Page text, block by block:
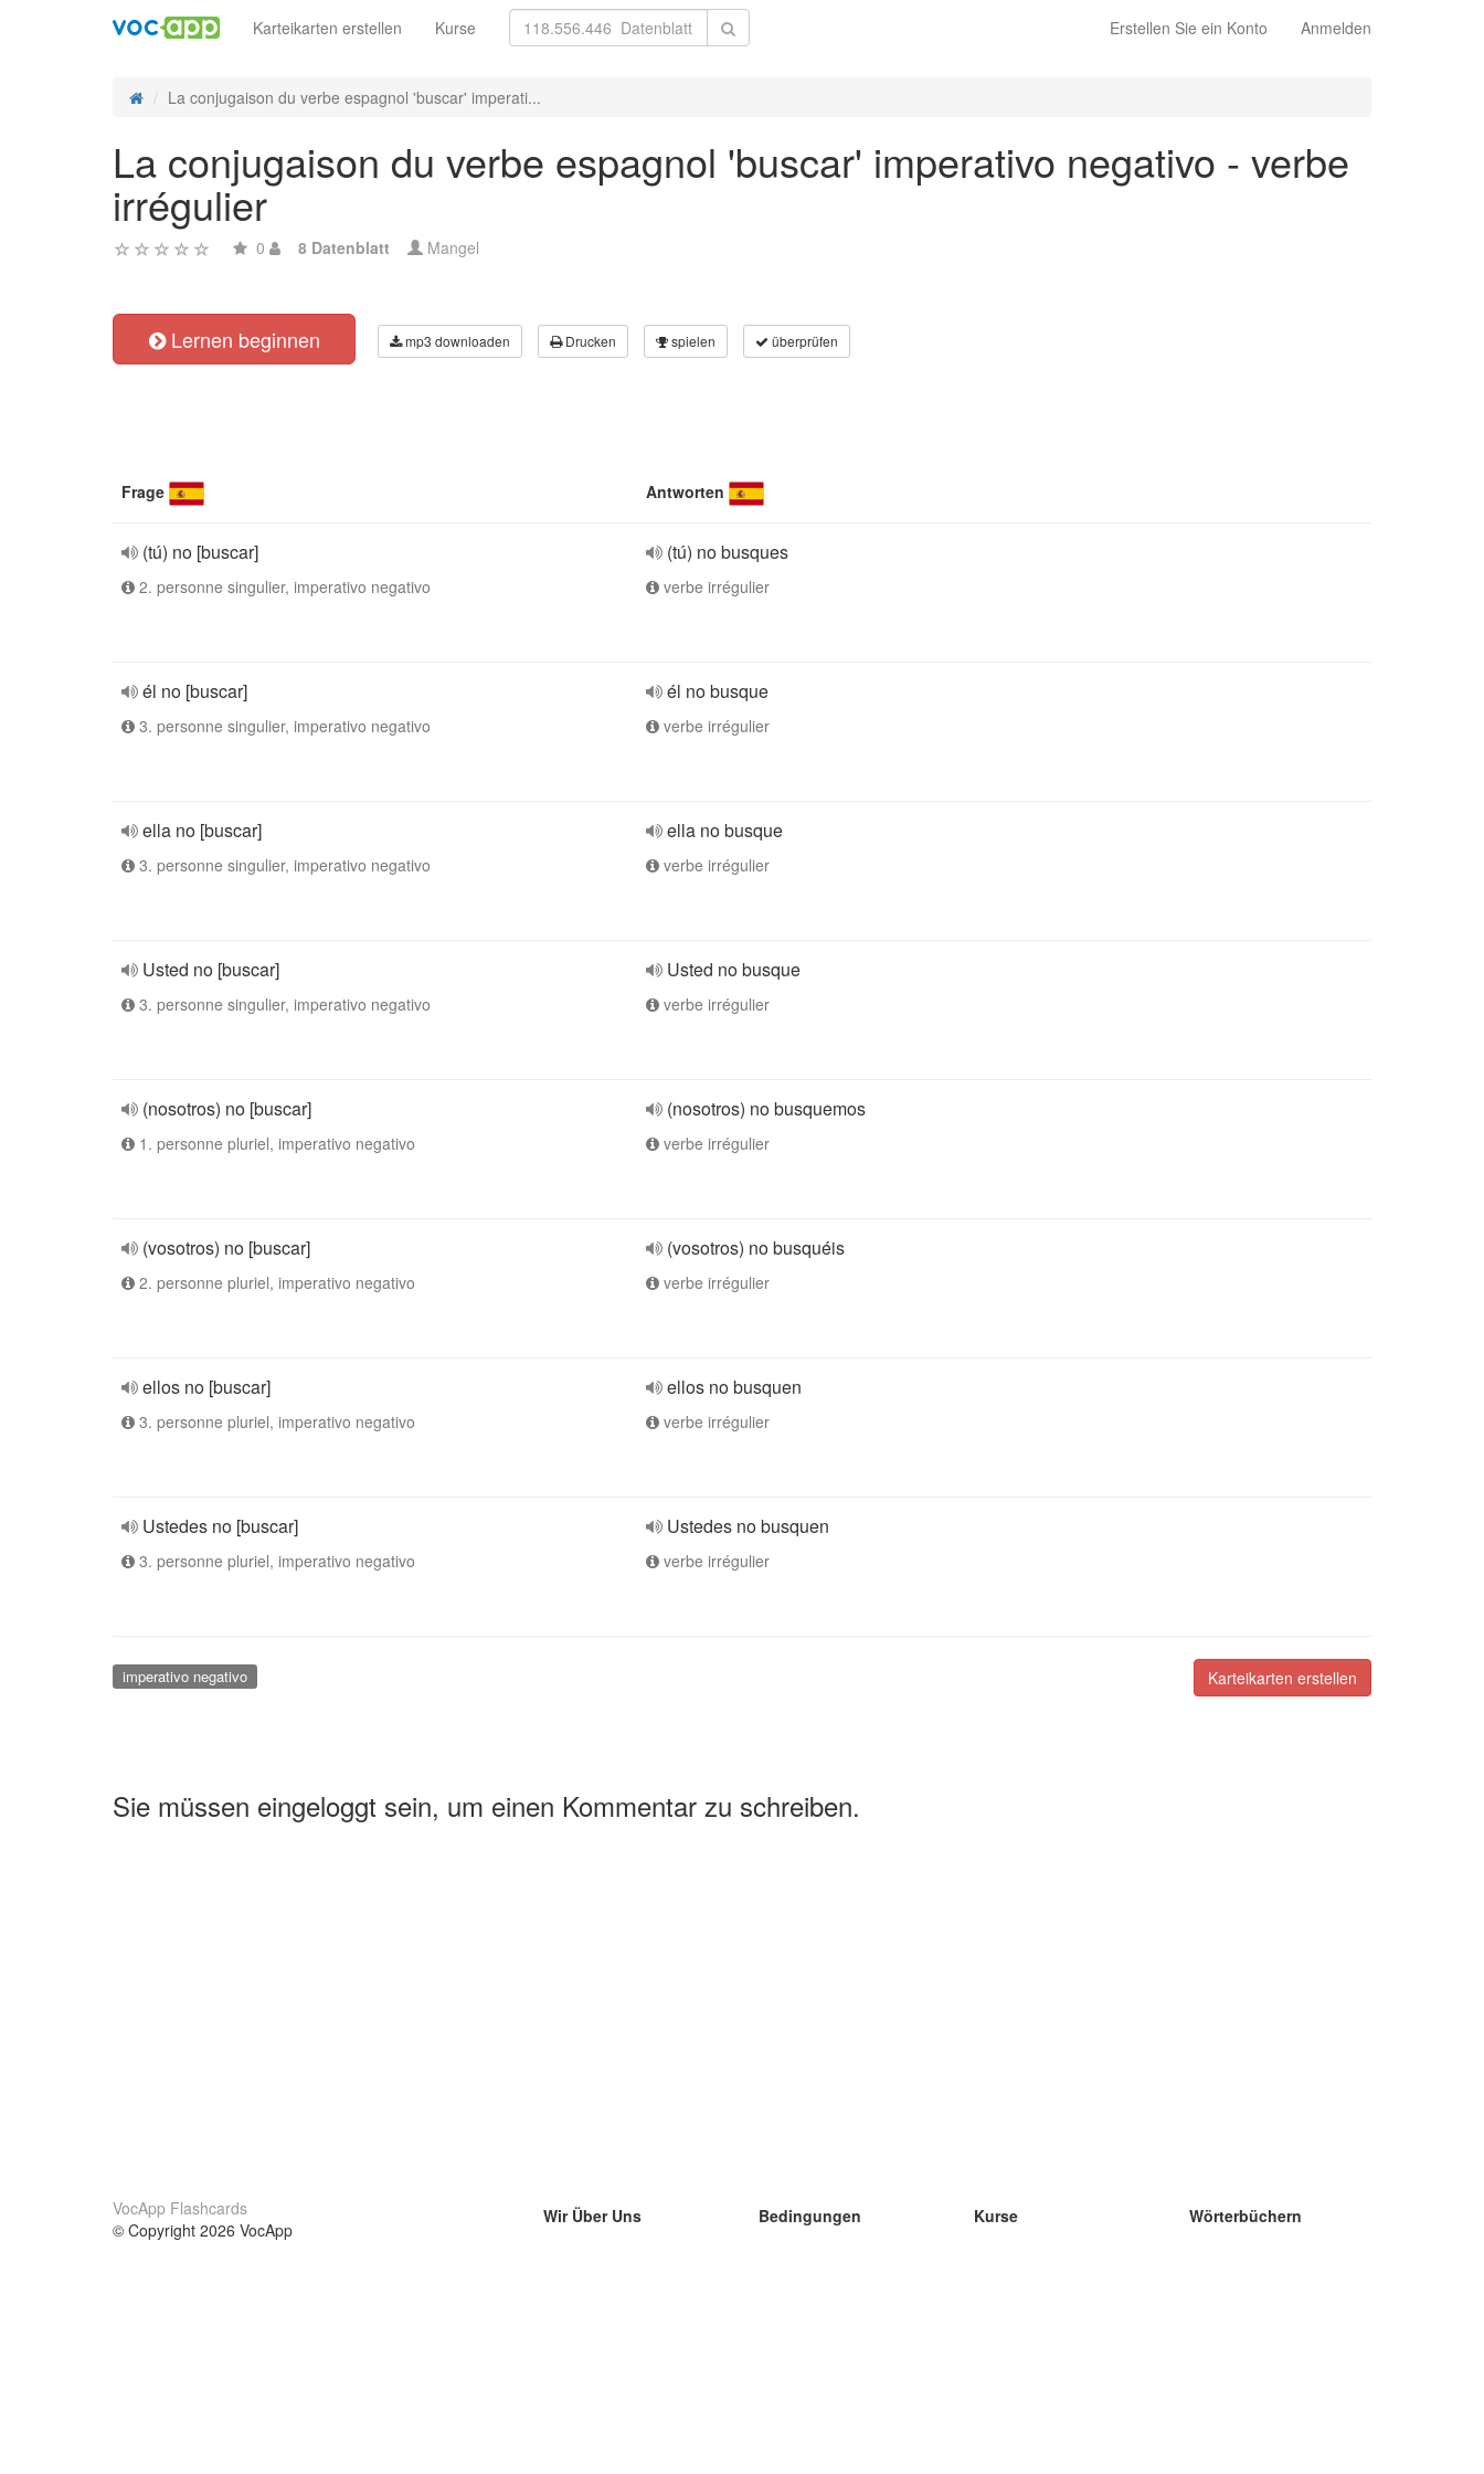
Erstellen Sie ein Konto Anmelden
Karteikarten erstellen Kurse
La conjugaison du verbe espagnol 'buscar' imperati...
La conjugaison du verbe espagnol 'buscar' imperativo negativo - verbe
irrégulier
0 8 Datenblatt Mangel
Lernen beginnen mp3 downloaden Drucken spielen überprüfen
Frage Antworten
(tú) no [buscar]
2. personne singulier, imperativo negativo
(tú) no busques
verbe irrégulier
él no [buscar]
3. personne singulier, imperativo negativo
él no busque
verbe irrégulier
ella no [buscar]
3. personne singulier, imperativo negativo
ella no busque
verbe irrégulier
Usted no [buscar]
3. personne singulier, imperativo negativo
Usted no busque
verbe irrégulier
(nosotros) no [buscar]
1. personne pluriel, imperativo negativo
(nosotros) no busquemos
verbe irrégulier
(vosotros) no [buscar]
2. personne pluriel, imperativo negativo
(vosotros) no busquéis
verbe irrégulier
ellos no [buscar]
3. personne pluriel, imperativo negativo
ellos no busquen
verbe irrégulier
Ustedes no [buscar]
3. personne pluriel, imperativo negativo
Ustedes no busquen
verbe irrégulier
Karteikarten erstellen
imperativo negativo
Sie müssen eingeloggt sein, um einen Kommentar zu schreiben.
VocApp Flashcards
© Copyright 2026 VocApp
Wir Über Uns
Bedingungen
Kurse
Wörterbüchern